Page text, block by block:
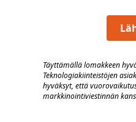
Täyttämällä lomakkeen
Teknologiakiinteistöjen
hyväksyt, että vuorovaik
markkinointiviestinnän